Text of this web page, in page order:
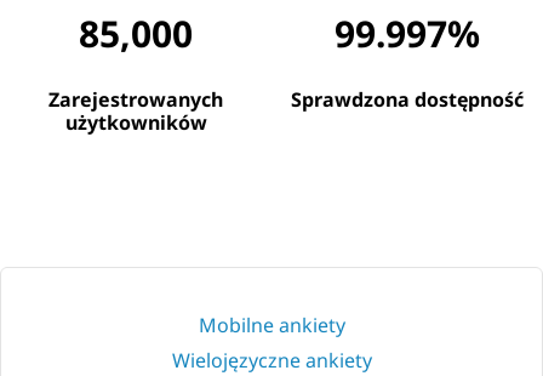
85,000
Zarejestrowanych
użytkowników
99.997%
Sprawdzona dostępność
Mobilne ankiety
Wielojęzyczne ankiety